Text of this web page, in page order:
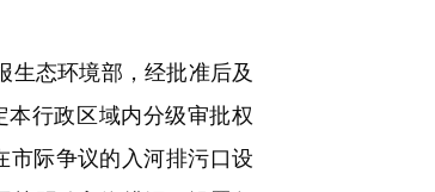
态环境部，经批准后及
行政区域内分级审批权
市际争议的入河排污口设